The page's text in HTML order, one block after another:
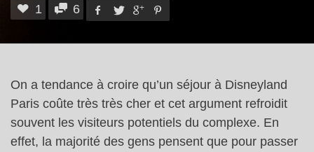
1 6
On a tendance à croire qu’un séjour à Disneyland
Paris coûte très très cher et cet argument refroidit
souvent les visiteurs potentiels du complexe. En
effet, la majorité des gens pensent que pour passer